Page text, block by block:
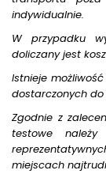
indywidualnie.
W przypadku
doliczany jest
Istnieje
dostarczonych
Zgodnie z
testowe
miejscach